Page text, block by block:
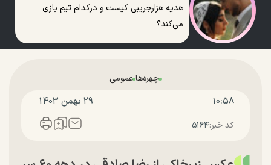
هدیه هزارجریبی کیست و درکدام تیم بازی
می‌کند؟
چهره‌هاعمومی
۱۰:۵۸ ۲۹ بهمن ۱۴۰۳
کد خبر:۵۱۶۴